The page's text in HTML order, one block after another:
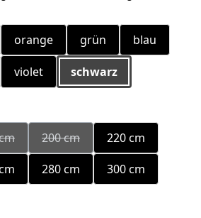
orange grün blau
violet schwarz
zurzeit nicht verfügbar.)
Option ist zurzeit nicht verfügbar.)
200 cm(Diese Option ist zurzeit
220 cm
280 cm 300 cm